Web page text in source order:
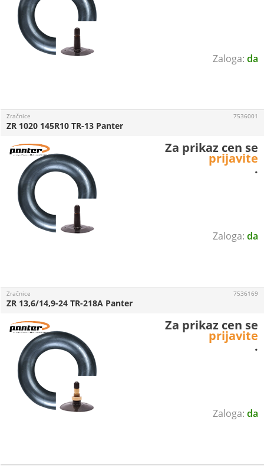
da
da
Zračnice
ZR 1020 145R10 TR-13 Panter
7536001
Za prikaz cen se
prijavite
.
da
Zračnice
ZR 13,6/14,9-24 TR-218A Panter
7536169
Za prikaz cen se
prijavite
.